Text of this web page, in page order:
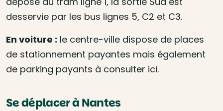
desservie par les bus lignes 5, C2 et C3.
En voiture : le centre-ville dispose de places
de stationnement payantes mais également
de parking payants à consulter ici.
Se déplacer à Nantes